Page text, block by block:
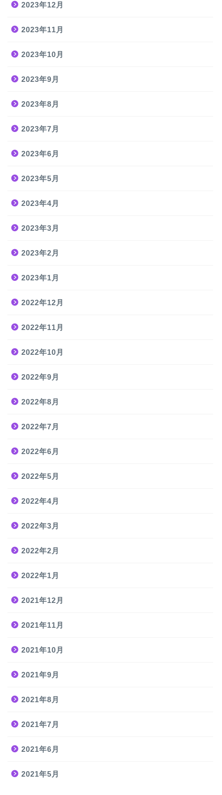
2023年12月
2023年11月
2023年10月
2023年9月
2023年8月
2023年7月
2023年6月
2023年5月
2023年4月
2023年3月
2023年2月
2023年1月
2022年12月
2022年11月
2022年10月
2022年9月
2022年8月
2022年7月
2022年6月
2022年5月
2022年4月
2022年3月
2022年2月
2022年1月
2021年12月
2021年11月
2021年10月
2021年9月
2021年8月
2021年7月
2021年6月
2021年5月